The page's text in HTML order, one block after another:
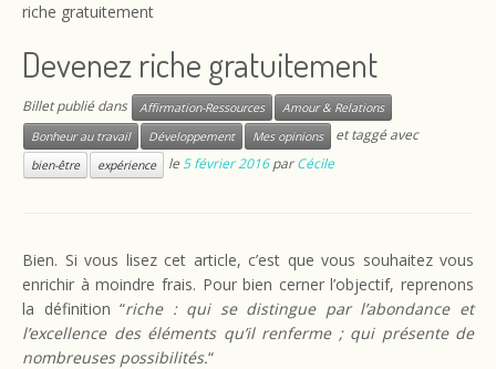
riche gratuitement
Devenez riche gratuitement
Billet publié dans Affirmation-Ressources
Amour & Relations
Bonheur au travail
Développement Mes opinions et taggé avec
bien-être expérience le 5 février 2016 parCécile
Bien. Si vous lisez cet article, c’est que vous souhaitez vous
enrichir à moindre frais. Pour bien cerner l’objectif, reprenons
la définition “riche : qui se distingue par l’abondance et
l’excellence des éléments qu’il renferme ; qui présente de
nombreuses possibilités.“